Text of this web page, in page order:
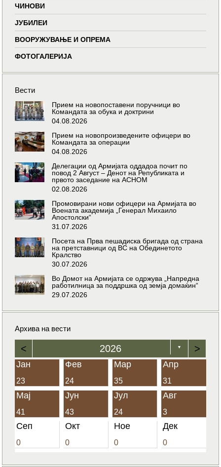
ЧИНОВИ
ЈУБИЛЕИ
ВООРУЖУВАЊЕ И ОПРЕМА
ФОТОГАЛЕРИЈА
Вести
Прием на новопоставени поручници во
Командата за обука и доктрини
04.08.2026
Прием на новопроизведените офицери во
Командата за операции
04.08.2026
Делегации од Армијата оддадоа почит по
повод 2 Август – Денот на Републиката и
првото заседание на АСНОМ
02.08.2026
Промовирани нови офицери на Армијата во
Воената академија „Генерал Михаило
Апостолски“
31.07.2026
Посета на Прва пешадиска бригада од страна
на претставници од ВС на Обединетото
Кралство
30.07.2026
Во Домот на Армијата се одржува „Напредна
работилница за поддршка од земја домаќин“
29.07.2026
Архива на вести
< 2026 ▼ >
Јан
23
Фев
24
Мар
35
Апр
31
Мај
41
Јун
43
Јул
24
Авг
3
Сеп
0
Окт
0
Ное
0
Дек
0